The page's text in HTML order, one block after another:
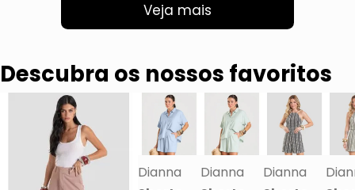
Veja mais
Descubra os nossos favoritos
Dianna
Dianna
Dianna